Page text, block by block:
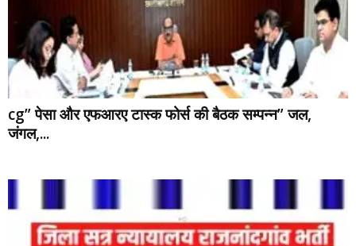
cg” पेसा और एफआरए टास्क फोर्स की बैठक सम्पन्न” जल,
जंगल,...